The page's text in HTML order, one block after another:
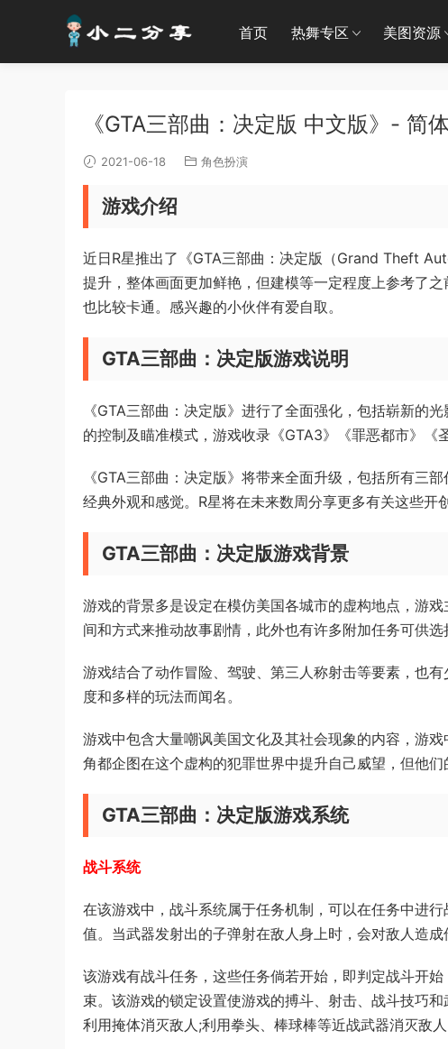
首页 热舞专区 美图资源
《GTA三部曲：决定版 中文版》-
2021-06-18 角色扮演
游戏介绍
近日R星推出了《GTA三部曲：决定版（Grand Theft
提升，整体画面更加鲜艳，但建模等一定程度上参考了
也比较卡通。感兴趣的小伙伴有爱自取。
GTA三部曲：决定版游戏说明
《GTA三部曲：决定版》进行了全面强化，包括崭新的
的控制及瞄准模式，游戏收录《GTA3》《罪恶都市》《
《GTA三部曲：决定版》将带来全面升级，包括所有三
经典外观和感觉。R星将在未来数周分享更多有关这些开
GTA三部曲：决定版游戏背景
游戏的背景多是设定在模仿美国各城市的虚构地点，游
间和方式来推动故事剧情，此外也有许多附加任务可供选
游戏结合了动作冒险、驾驶、第三人称射击等要素，也
度和多样的玩法而闻名。
游戏中包含大量嘲讽美国文化及其社会现象的内容，游
角都企图在这个虚构的犯罪世界中提升自己威望，但他们
GTA三部曲：决定版游戏系统
战斗系统
在该游戏中，战斗系统属于任务机制，可以在任务中进
值。当武器发射出的子弹射在敌人身上时，会对敌人造成
该游戏有战斗任务，这些任务倘若开始，即判定战斗开
束。该游戏的锁定设置使游戏的搏斗、射击、战斗技巧
利用掩体消灭敌人;利用拳头、棒球棒等近战武器消灭敌人